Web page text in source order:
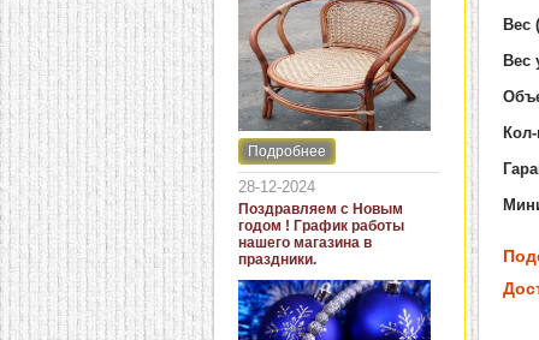
Интернет-магазин "Кровать
и диван" представляет
новинки стульев и кресел
для дачи. В ассортименте
представлены как
бюджетные модели из
пластика для дачи, так и
кресла для загородных
домов из натурального и
искусственного ротанга.
Подробнее
28-12-2024
Поздравляем с Новым
годом ! График работы
нашего магазина в
праздники.
Вес
Вес